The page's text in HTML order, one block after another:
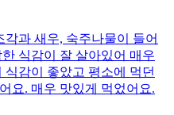
과 새우, 숙주나물이 들어
식감이 잘 살아있어 매우
감이 좋았고 평소에 먹던
요. 매우 맛있게 먹었어요.